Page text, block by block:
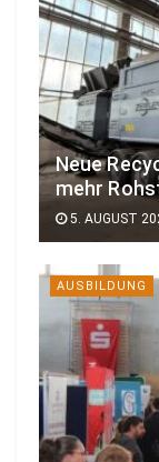
Neue
mehr
5. AUGUST
AUSBILDUNG